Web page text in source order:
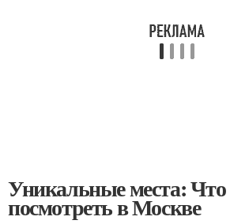
Уникальные места:
посмотреть в Москве